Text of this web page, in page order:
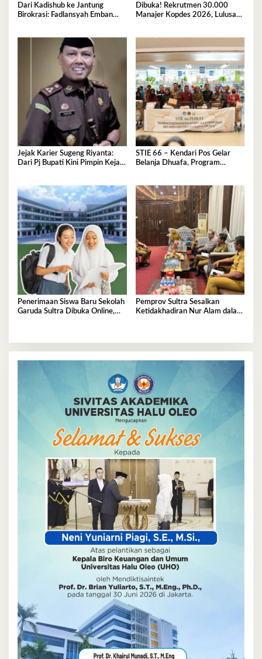
Dari Kadishub ke Jantung
Birokrasi: Fadlansyah Emban
Dibuka! Rekrutmen 30.000
Manajer Kopdes 2026, Lulusan
Jejak Karier Sugeng Riyanta:
Dari Pj Bupati Kini Pimpin Kejati
STIE 66 – Kendari Pos Gelar
Belanja Dhuafa, Program
Penerimaan Siswa Baru Sekolah
Garuda Sultra Dibuka Online,
Pemprov Sultra Sesalkan
Ketidakhadiran Nur Alam dalam